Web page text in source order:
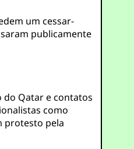
um cessar-
publicamente
do Qatar e contatos
como
protesto pela